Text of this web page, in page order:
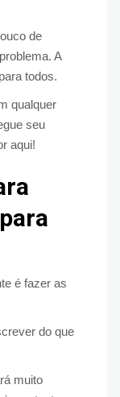
de
A
todos.
qualquer
seu
aqui!
é fazer as
do que
muito